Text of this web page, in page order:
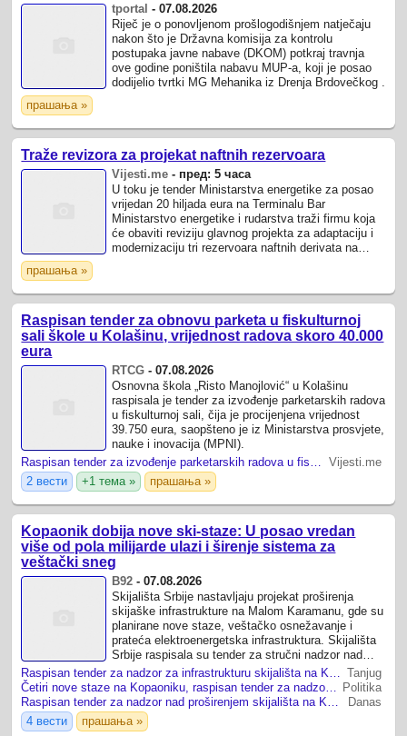
tportal -07.08.2026
Riječ je o ponovljenom prošlogodišnjem natječaju
nakon što je Državna komisija za kontrolu
postupaka javne nabave (DKOM) potkraj travnja
ove godine poništila nabavu MUP-a, koji je posao
dodijelio tvrtki MG Mehanika iz Drenja Brdovečkog .
прашања »
Traže revizora za projekat naftnih rezervoara
Vijesti.me - пред: 5 часа
U toku je tender Ministarstva energetike za posao
vrijedan 20 hiljada eura na Terminalu Bar
Ministarstvo energetike i rudarstva traži firmu koja
će obaviti reviziju glavnog projekta za adaptaciju i
modernizaciju tri rezervoara naftnih derivata na
прашања »
Raspisan tender za obnovu parketa u fiskulturnoj
sali škole u Kolašinu, vrijednost radova skoro 40.000
eura
RTCG -07.08.2026
Osnovna škola „Risto Manojlović“ u Kolašinu
raspisala je tender za izvođenje parketarskih radova
u fiskulturnoj sali, čija je procijenjena vrijednost
39.750 eura, saopšteno je iz Ministarstva prosvjete,
nauke i inovacija (MPNI).
Raspisan tender za izvođenje parketarskih radova u fiskulturnoj...
Vijesti.me
2 вести
+1 тема » прашања »
Kopaonik dobija nove ski-staze: U posao vredan
više od pola milijarde ulazi i širenje sistema za
veštački sneg
B92 -07.08.2026
Skijališta Srbije nastavljaju projekat proširenja
skijaške infrastrukture na Malom Karamanu, gde su
planirane nove staze, veštačko osnežavanje i
prateća elektroenergetska infrastruktura. Skijališta
Srbije raspisala su tender za stručni nadzor nad
radovima na proširenju skijaške ...
Raspisan tender za nadzor za infrastrukturu skijališta na Kopaoniku: Četiri nove staze Tanjug
Četiri nove staze na Kopaoniku, raspisan tender za nadzor za radova… Politika
Raspisan tender za nadzor nad proširenjem skijališta na Kopaoniku
Danas
4 вести
прашања »